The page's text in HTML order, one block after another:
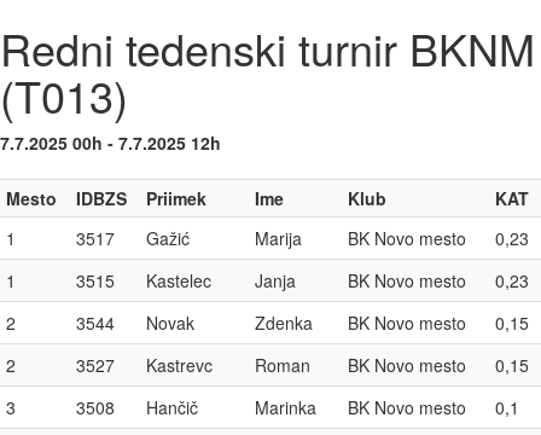
Redni tedenski turnir BKNM
(T013)
7.7.2025 00h - 7.7.2025 12h
Mesto IDBZS Priimek Ime Klub
KAT
1
3517 Gažić Marija BK Novo mesto
0,23
1
3515 Kastelec Janja BK Novo mesto
0,23
2
3544 Novak Zdenka BK Novo mesto
0,15
2
3527 Kastrevc Roman BK Novo mesto
0,15
3
3508 Hančič Marinka BK Novo mesto
0,1